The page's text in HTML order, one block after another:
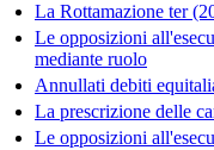
La Rottamazione ter
Le opposizioni
mediante ruolo
Annullati debiti
La prescrizione delle
Le opposizioni